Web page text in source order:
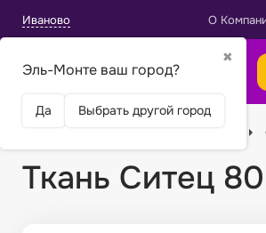
Иваново
✖
Эль-Монте ваш город?
Да Выбрать другой город
О
Ткань Ситец